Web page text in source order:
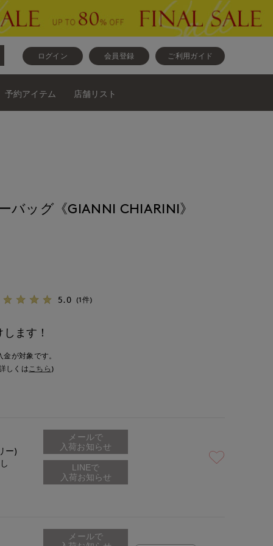
ログイン 会員登録 ご利用ガイド
予約アイテム 店舗リスト
バッグ《GIANNI CHIARINI》
5.0 (1件)
ます！
が対象です。
しくはこちら )
ー)
メールで
入荷お知らせ
メールで